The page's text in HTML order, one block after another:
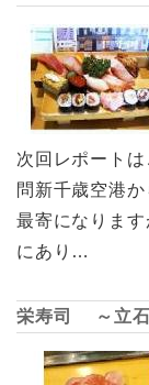
次回レポート
問新千歳空港
最寄になります
にあり…
栄寿司 ～立